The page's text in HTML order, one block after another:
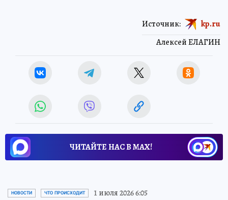
Алексей ЕЛАГИН
Источник: kp.ru
ЧИТАЙТЕ НАС В МАХ!
НОВОСТИ ЧТО ПРОИСХОДИТ 1 июля 2026 6:05